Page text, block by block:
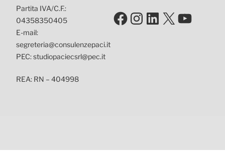
Partita IVA/C.F.:
04358350405
E-mail:
segreteria@consulenzepaci.it
PEC: studiopaciecsrl@pec.it
REA: RN – 404998
Facebook
Instagram
LinkedIn
X